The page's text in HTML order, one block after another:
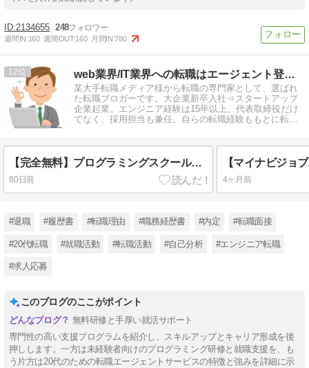
2134655 248
週間IN:160 週間OUT:160 月間IN:780
12 web業界/IT業界への転職はエージェント登録を使え！
某大手転職メディア様から転職の専門家として、選ばれ
た転職ブロガーです。大企業新卒入社⇒スタートアップ
企業起業。エンジニア経験は15年以上。代表取締役だけ
でなく、採用担当も兼任。自らの転職経験ももとに転職
【完全無料】プログラミングスクールは就活支援が手厚い
80日前 4ヶ月前
#退職 #履歴書 #転職理由 #職務経歴書 #内定 #転職面接
#20代転職 #就職活動 #転職活動 #自己分析 #エンジニア転職
#求人応募
このブログのここがポイント
無料研修と手厚い就活サポート
専門性の高い支援プログラムを紹介し、スキルアップとキャリア形成を後
押しします。一方は未経験者向けのプログラミング研修と就職支援を、も
う片方は20代のための転職エージェントサービスの特徴と強みを詳細に示